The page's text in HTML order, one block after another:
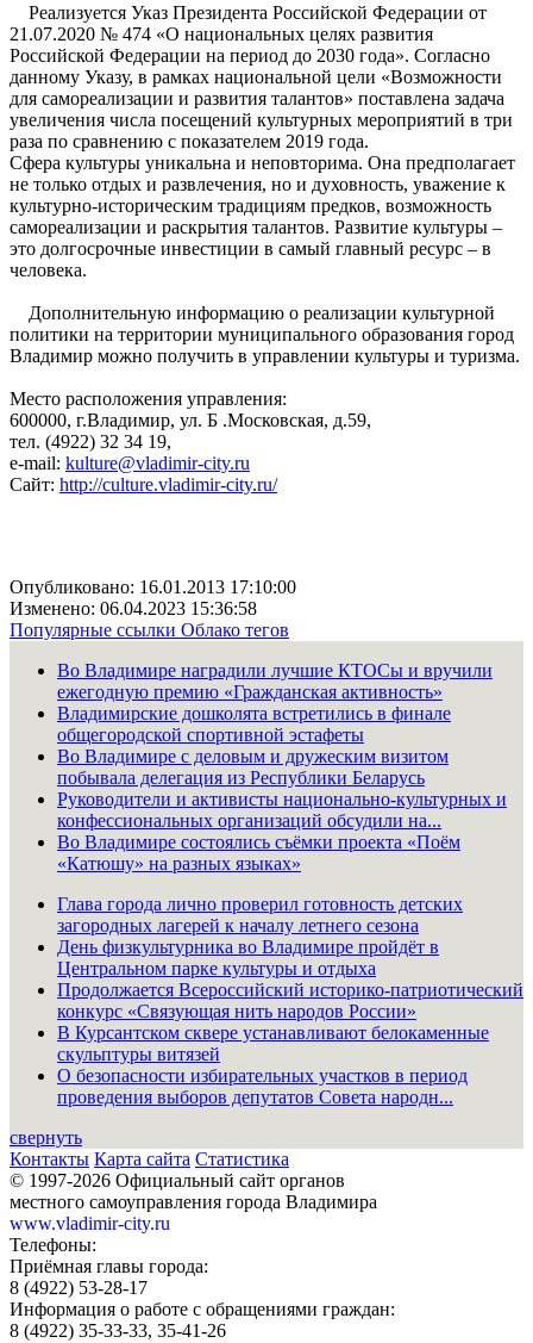
Реализуется Указ Президента Российской Федерации от
21.07.2020 № 474 «О национальных целях развития
Российской Федерации на период до 2030 года». Согласно
данному Указу, в рамках национальной цели «Возможности
для самореализации и развития талантов» поставлена задача
увеличения числа посещений культурных мероприятий в три
раза по сравнению с показателем 2019 года.
Сфера культуры уникальна и неповторима. Она предполагает
не только отдых и развлечения, но и духовность, уважение к
культурно-историческим традициям предков, возможность
самореализации и раскрытия талантов. Развитие культуры –
это долгосрочные инвестиции в самый главный ресурс – в
человека.
Дополнительную информацию о реализации культурной
политики на территории муниципального образования город
Владимир можно получить в управлении культуры и туризма.
Место расположения управления:
600000, г.Владимир, ул. Б .Московская, д.59,
тел. (4922) 32 34 19,
e-mail: kulture@vladimir-city.ru
Сайт: http://culture.vladimir-city.ru/
Опубликовано: 16.01.2013 17:10:00
Изменено: 06.04.2023 15:36:58
Популярные ссылки Облако тегов
Во Владимире наградили лучшие КТОСы и вручили
ежегодную премию «Гражданская активность»
Владимирские дошколята встретились в финале
общегородской спортивной эстафеты
Во Владимире с деловым и дружеским визитом
побывала делегация из Республики Беларусь
Руководители и активисты национально-культурных и
конфессиональных организаций обсудили на...
Во Владимире состоялись съёмки проекта «Поём
«Катюшу» на разных языках»
Глава города лично проверил готовность детских
загородных лагерей к началу летнего сезона
День физкультурника во Владимире пройдёт в
Центральном парке культуры и отдыха
Продолжается Всероссийский историко-патриотический
конкурс «Связующая нить народов России»
В Курсантском сквере устанавливают белокаменные
скульптуры витязей
О безопасности избирательных участков в период
проведения выборов депутатов Совета народн...
свернуть
Контакты Карта сайта Статистика
© 1997-2026 Официальный сайт органов
местного самоуправления города Владимира
www.vladimir-city.ru
Телефоны:
Приёмная главы города:
8 (4922) 53-28-17
Информация о работе с обращениями граждан:
8 (4922) 35-33-33, 35-41-26